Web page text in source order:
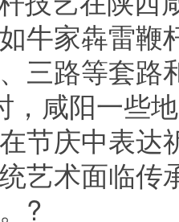
牛家犇雷鞭
三路等套路
，咸阳一些
节庆中表
艺术面临传
?